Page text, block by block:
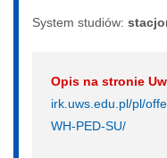
System studiów:
Opis na stronie
irk.uws.edu.pl/pl/
WH-PED-SU/